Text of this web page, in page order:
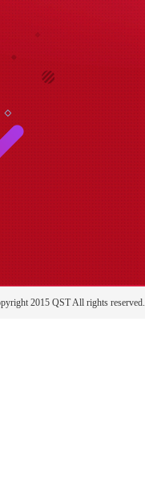
2015 QST All rights reserved.